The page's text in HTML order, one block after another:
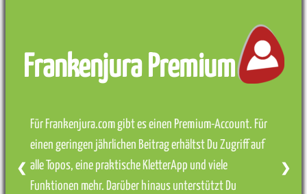
Frankenjura Premium
Für Frankenjura.com gibt es einen Premium-Account. Für
einen geringen jährlichen Beitrag erhältst Du Zugriff auf
alle Topos, eine praktische KletterApp und viele
Funktionen mehr. Darüber hinaus unterstützt Du
❮ ❯